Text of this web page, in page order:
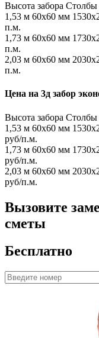
Высота забора Столбы
1,53 м 60х60 мм
п.м.
1,73 м 60х60 мм
п.м.
2,03 м 60х60 мм
п.м.
Цена на 3д забор
Высота забора Столбы
1,53 м 60х60 мм
руб/п.м.
1,73 м 60х60 мм
руб/п.м.
2,03 м 60х60 мм
руб/п.м.
Вызовите
сметы
Бесплатно